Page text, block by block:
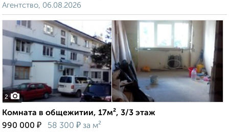
Агентство, 06.08.2026
2
Комната в общежитии, 17м², 3/3 этаж
990 000 ₽ 58 300 ₽ за м²